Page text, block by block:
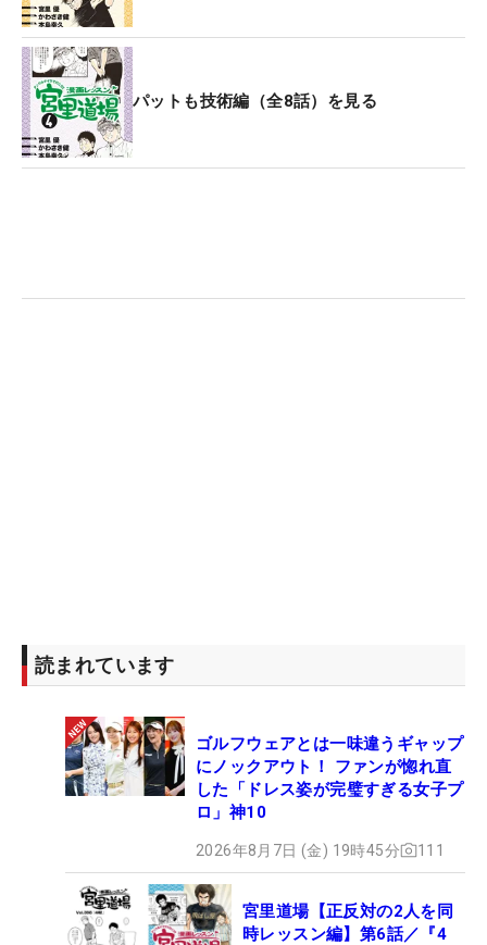
パットも技術編（全8話）を見る
読まれています
ゴルフウェアとは一味違うギャップ
にノックアウト！ ファンが惚れ直
した「ドレス姿が完璧すぎる女子プ
ロ」神10
2026年8月7日 (金) 19時45分 111
宮里道場【正反対の2人を同
時レッスン編】第6話／『4